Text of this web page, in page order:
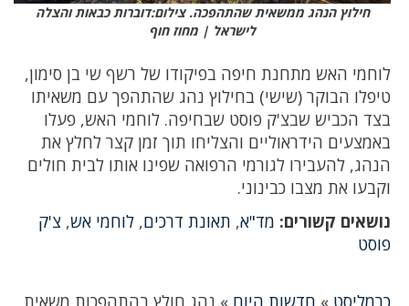
חילוץ הנהג ממשאית שהתהפכה. צילום:דוברות כבאות והצלה
לישראל | מחוז חוף
לוחמי האש מתחנת חיפה בפיקודו של רשף שי בן סימון,
טיפלו הבוקר (שישי) בחילוץ נהג שהתהפך עם משאיתו
בצד הכביש שבצ'ק פוסט שבחיפה. לוחמי האש, פעלו
באמצעים הידראוליים והצליחו תוך זמן קצר לחלץ את
הנהג, להעבירו לגורמי הרפואה שפינו אותו לבית חולים
וקבעו את מצבו כבינוני.
נושאים קשורים: מד"א, תאונת דרכים, לוחמי אש, צ'ק
פוסט
כרמליסט » חדשות היום » נהג חולץ בהתהפכות משאית